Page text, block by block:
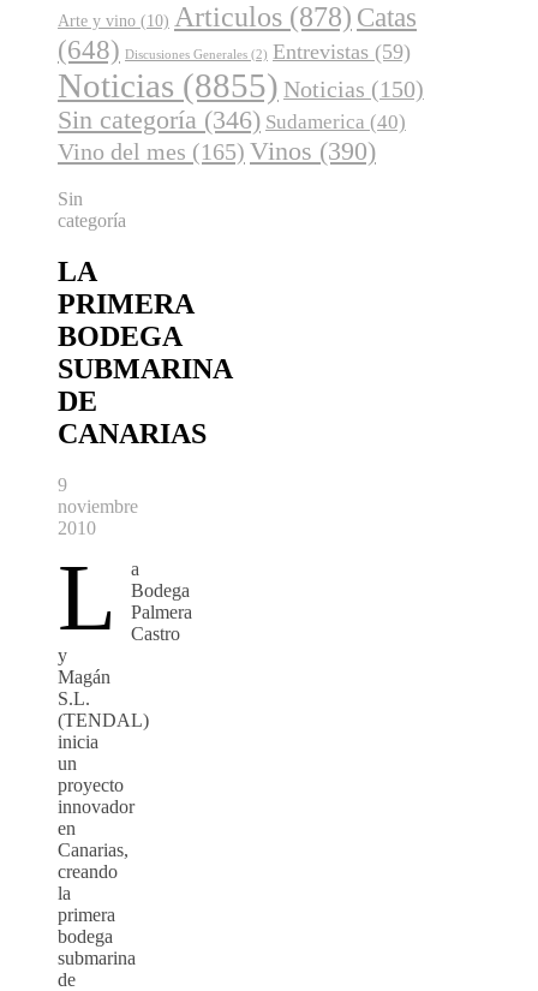
Arte y vino (10) Articulos (878) Catas
(648) Discusiones Generales (2) Entrevistas (59)
Noticias (8855) Noticias (150)
Sin categoría (346) Sudamerica (40)
Vino del mes (165) Vinos (390)
Sin
categoría
LA
PRIMERA
BODEGA
SUBMARINA
DE
CANARIAS
9
noviembre
2010
L
a
Bodega
Palmera
Castro
y
Magán
S.L.
(TENDAL)
inicia
un
proyecto
innovador
en
Canarias,
creando
la
primera
bodega
submarina
de